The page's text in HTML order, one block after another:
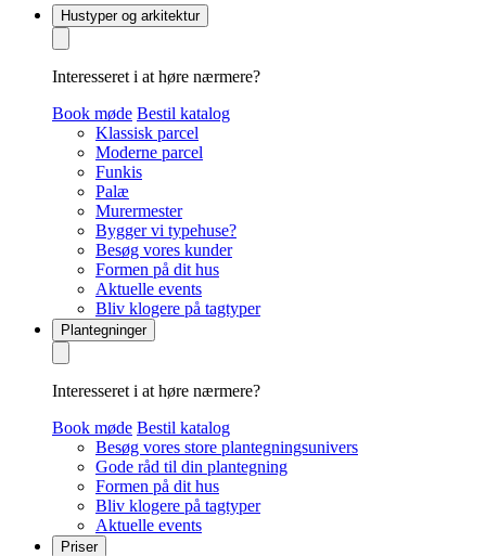
Hustyper og arkitektur
Interesseret i at høre nærmere?
Book møde Bestil katalog
Klassisk parcel
Moderne parcel
Funkis
Palæ
Murermester
Bygger vi typehuse?
Besøg vores kunder
Formen på dit hus
Aktuelle events
Bliv klogere på tagtyper
Plantegninger
Interesseret i at høre nærmere?
Book møde Bestil katalog
Besøg vores store plantegningsunivers
Gode råd til din plantegning
Formen på dit hus
Bliv klogere på tagtyper
Aktuelle events
Priser